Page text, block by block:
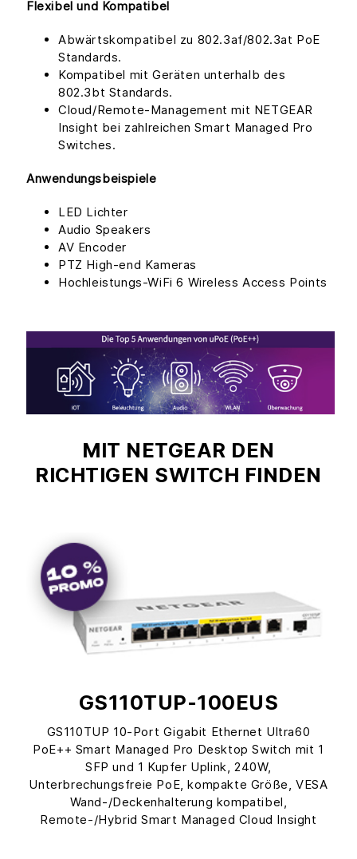
Flexibel und Kompatibel
Abwärtskompatibel zu 802.3af/802.3at PoE
Standards.
Kompatibel mit Geräten unterhalb des
802.3bt Standards.
Cloud/Remote-Management mit NETGEAR
Insight bei zahlreichen Smart Managed Pro
Switches.
Anwendungsbeispiele
LED Lichter
Audio Speakers
AV Encoder
PTZ High-end Kameras
Hochleistungs-WiFi 6 Wireless Access Points
MIT NETGEAR DEN
RICHTIGEN SWITCH FINDEN
GS110TUP-100EUS
GS110TUP 10-Port Gigabit Ethernet Ultra60
PoE++ Smart Managed Pro Desktop Switch mit 1
SFP und 1 Kupfer Uplink, 240W,
Unterbrechungsfreie PoE, kompakte Größe, VESA
Wand-/Deckenhalterung kompatibel,
Remote-/Hybrid Smart Managed Cloud Insight